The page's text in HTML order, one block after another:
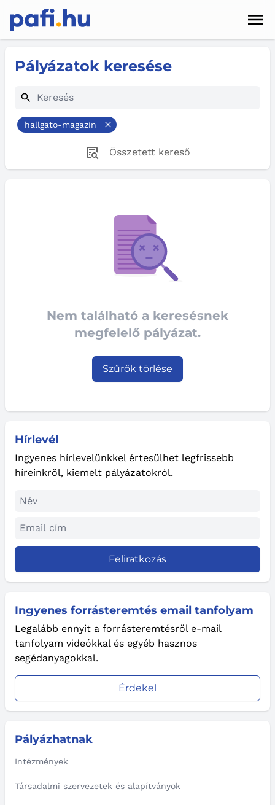
Sötét mód
Hírlevél
Ingyenes hírlevelünkkel értesülhet legfrissebb
híreinkről, kiemelt pályázatokról.
Feliratkozás
Ingyenes forrásteremtés email tanfolyam
Legalább ennyit a forrásteremtésről e-mail
tanfolyam videókkal és egyéb hasznos
segédanyagokkal.
Érdekel
Pályázhatnak
Intézmények
Társadalmi szervezetek és alapítványok
Pályázatok keresése
hallgato-magazin
Összetett kereső
Nem található a keresésnek
megfelelő pályázat.
Szűrők törlése